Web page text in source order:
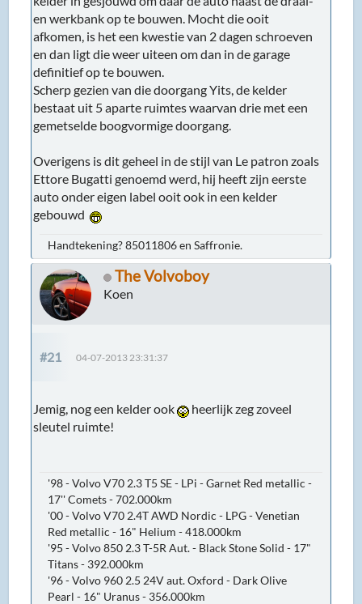
en werkbank op te bouwen. Mocht die ooit
afkomen, is het een kwestie van 2 dagen schroeven
en dan ligt die weer uiteen om dan in de garage
definitief op te bouwen.
Scherp gezien van die doorgang Yits, de kelder
bestaat uit 5 aparte ruimtes waarvan drie met een
gemetselde boogvormige doorgang.
Overigens is dit geheel in de stijl van Le patron zoals
Ettore Bugatti genoemd werd, hij heeft zijn eerste
auto onder eigen label ooit ook in een kelder
gebouwd
Handtekening? 85011806 en Saffronie.
The Volvoboy
Koen
#21 04-07-2013 23:31:37
Jemig, nog een kelder ook
heerlijk zeg zoveel
sleutel ruimte!
'98 - Volvo V70 2.3 T5 SE - LPi - Garnet Red metallic -
17'' Comets - 702.000km
'00 - Volvo V70 2.4T AWD Nordic - LPG - Venetian
Red metallic - 16" Helium - 418.000km
'95 - Volvo 850 2.3 T-5R Aut. - Black Stone Solid - 17"
Titans - 392.000km
'96 - Volvo 960 2.5 24V aut. Oxford - Dark Olive
Pearl - 16" Uranus - 356.000km